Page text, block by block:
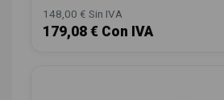
148,00 € Sin IVA
179,08 € Con IVA